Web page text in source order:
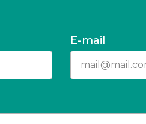
E-mail